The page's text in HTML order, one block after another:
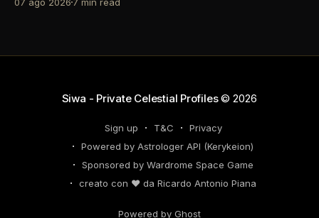
riconsiderare il tuo personal brand e l'engagement
Siwa - Private Celestial Profiles© 2026
Sign up T&C
Privacy
Powered by Astrologer API (Kerykeion)
Sponsored by Wardrome Space Game
creato con ❤️ da Ricardo Antonio Piana
Powered by Ghost